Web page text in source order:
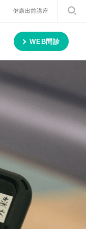
健康出前講座
WEB問診